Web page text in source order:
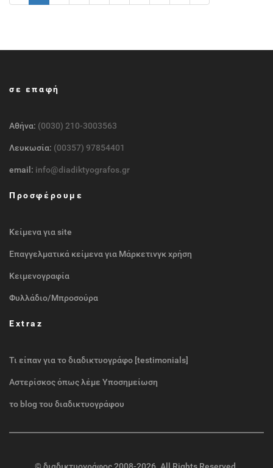
σε επαφή
Αθήνα: (0030) 210-3003563
Λευκωσία: (00357) 97854401
email: info@diadiktyografos.gr
Προσφέρουμε
Κείμενα για site
Επαγγελματικά κείμενα για Μάρκετινγκ χρήση
Κειμενογραφία
Φυλλάδιο/Μπροσούρα
Extraz
Τι είπαν για το διαδικτυογράφο [testimonials]
Αστερίσκος όπως λέμε Υποσημείωση
το blog του διαδικτυογράφου